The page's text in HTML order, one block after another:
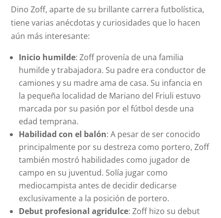
Dino Zoff, aparte de su brillante carrera futbolística,
tiene varias anécdotas y curiosidades que lo hacen
aún más interesante:
Inicio humilde: Zoff provenía de una familia
humilde y trabajadora. Su padre era conductor de
camiones y su madre ama de casa. Su infancia en
la pequeña localidad de Mariano del Friuli estuvo
marcada por su pasión por el fútbol desde una
edad temprana.
Habilidad con el balón: A pesar de ser conocido
principalmente por su destreza como portero, Zoff
también mostró habilidades como jugador de
campo en su juventud. Solía jugar como
mediocampista antes de decidir dedicarse
exclusivamente a la posición de portero.
Debut profesional agridulce: Zoff hizo su debut